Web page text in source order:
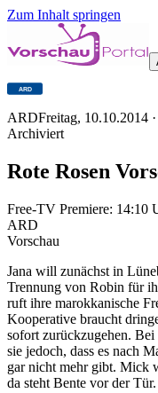
Zum Inhalt springen
ARDFreitag, 10.10.2014 ·
Archiviert
Rote Rosen
Free-TV Premiere: 14:10
ARD
Vorschau
Jana will zunächst in
Trennung von Robin für
ruft ihre marokkanische
Kooperative braucht
sofort zurückzugehen.
sie jedoch, dass es nach
gar nicht mehr gibt. Mick
da steht Bente vor der